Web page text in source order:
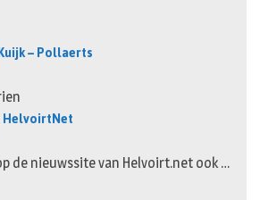
– Pollaerts
de nieuwssite van Helvoirt.net ook …